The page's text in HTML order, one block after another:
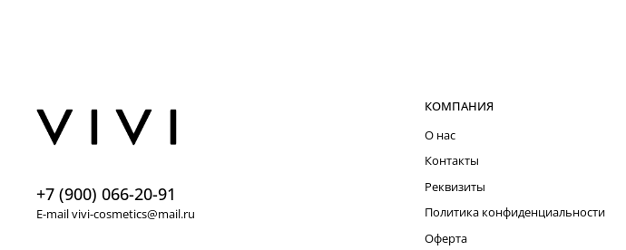
КОМПАНИЯ
О нас
Контакты
Реквизиты
Политика конфиденциальности
Оферта
+7 (900) 066-20-91
E-mail vivi-cosmetics@mail.ru